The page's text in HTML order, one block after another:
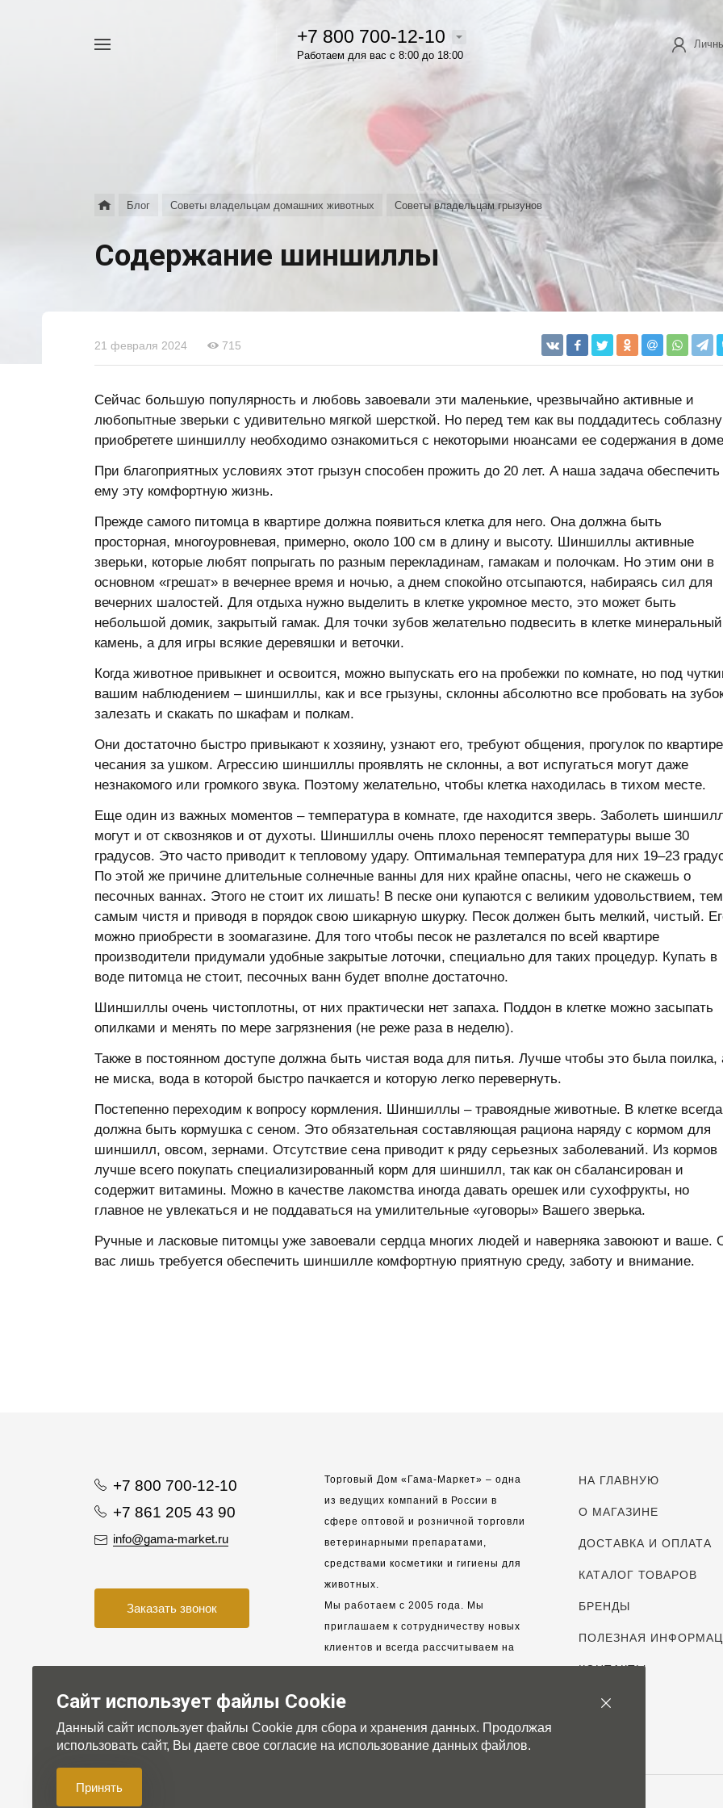
+7 800 700-12-10
Работаем для вас с 8:00 до 18:00
Блог Советы владельцам домашних животных Советы владельцам грызунов
Содержание шиншиллы
21 февраля 2024 715
Сейчас большую популярность и любовь завоевали эти маленькие, чрезвычайно активные и
любопытные зверьки с удивительно мягкой шерсткой. Но перед тем как вы поддадитесь
приобретете шиншиллу необходимо ознакомиться с некоторыми нюансами ее содержания в
При благоприятных условиях этот грызун способен прожить до 20 лет. А наша задача обеспечить
ему эту комфортную жизнь.
Прежде самого питомца в квартире должна появиться клетка для него. Она должна быть
просторная, многоуровневая, примерно, около 100 см в длину и высоту. Шиншиллы активные
зверьки, которые любят попрыгать по разным перекладинам, гамакам и полочкам. Но этим они в
основном «грешат» в вечернее время и ночью, а днем спокойно отсыпаются, набираясь сил для
вечерних шалостей. Для отдыха нужно выделить в клетке укромное место, это может быть
небольшой домик, закрытый гамак. Для точки зубов желательно подвесить в клетке минеральный
камень, а для игры всякие деревяшки и веточки.
Когда животное привыкнет и освоится, можно выпускать его на пробежки по комнате, но под
вашим наблюдением – шиншиллы, как и все грызуны, склонны абсолютно все пробовать на
залезать и скакать по шкафам и полкам.
Они достаточно быстро привыкают к хозяину, узнают его, требуют общения, прогулок по
чесания за ушком. Агрессию шиншиллы проявлять не склонны, а вот испугаться могут даже
незнакомого или громкого звука. Поэтому желательно, чтобы клетка находилась в тихом месте.
Еще один из важных моментов – температура в комнате, где находится зверь. Заболеть
могут и от сквозняков и от духоты. Шиншиллы очень плохо переносят температуры выше 30
градусов. Это часто приводит к тепловому удару. Оптимальная температура для них 19–23
По этой же причине длительные солнечные ванны для них крайне опасны, чего не скажешь о
песочных ваннах. Этого не стоит их лишать! В песке они купаются с великим удовольствием, тем
самым чистя и приводя в порядок свою шикарную шкурку. Песок должен быть мелкий, чистый.
можно приобрести в зоомагазине. Для того чтобы песок не разлетался по всей квартире
производители придумали удобные закрытые лоточки, специально для таких процедур. Купать в
воде питомца не стоит, песочных ванн будет вполне достаточно.
Шиншиллы очень чистоплотны, от них практически нет запаха. Поддон в клетке можно засыпать
опилками и менять по мере загрязнения (не реже раза в неделю).
Также в постоянном доступе должна быть чистая вода для питья. Лучше чтобы это была поилка,
не миска, вода в которой быстро пачкается и которую легко перевернуть.
Постепенно переходим к вопросу кормления. Шиншиллы – травоядные животные. В клетке всегда
должна быть кормушка с сеном. Это обязательная составляющая рациона наряду с кормом для
шиншилл, овсом, зернами. Отсутствие сена приводит к ряду серьезных заболеваний. Из кормов
лучше всего покупать специализированный корм для шиншилл, так как он сбалансирован и
содержит витамины. Можно в качестве лакомства иногда давать орешек или сухофрукты, но
главное не увлекаться и не поддаваться на умилительные «уговоры» Вашего зверька.
Ручные и ласковые питомцы уже завоевали сердца многих людей и наверняка завоюют и ваше.
вас лишь требуется обеспечить шиншилле комфортную приятную среду, заботу и внимание.
+7 800 700-12-10
+7 861 205 43 90
info@gama-market.ru
Заказать звонок
Торговый Дом «Гама-Маркет» – одна
из ведущих компаний в России в
сфере оптовой и розничной торговли
ветеринарными препаратами,
средствами косметики и гигиены для
животных.
Мы работаем с 2005 года. Мы
приглашаем к сотрудничеству новых
клиентов и всегда рассчитываем на
взаимовыгодные, долгосрочные
Для нас дорог каждый клиент!
НА ГЛАВНУЮ
О МАГАЗИНЕ
ДОСТАВКА И ОПЛАТА
КАТАЛОГ ТОВАРОВ
БРЕНДЫ
ПОЛЕЗНАЯ
КОНТАКТЫ
Сайт использует файлы Cookie
Данный сайт использует файлы Cookie для сбора и хранения данных. Продолжая
использовать сайт, Вы даете свое согласие на использование данных файлов.
Принять